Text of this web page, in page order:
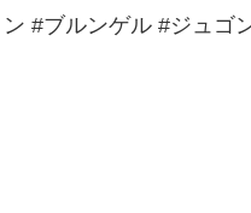
#ブルンゲル #ジュゴ